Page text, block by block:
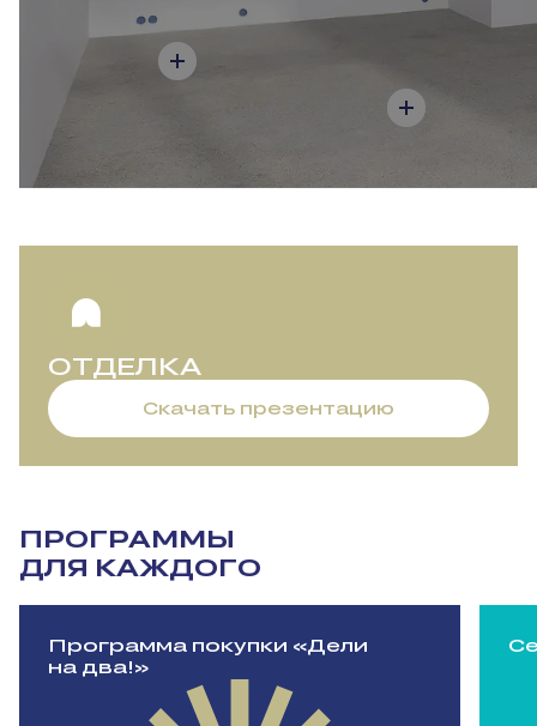
ОТДЕЛКА
Скачать презентацию
ПРОГРАММЫ
ДЛЯ КАЖДОГО
Программа покупки «Дели
на два!»